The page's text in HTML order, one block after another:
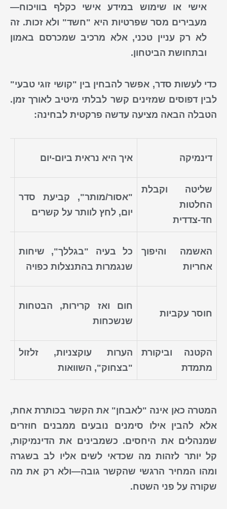
אישי או שימוש במידע אישי כקלף בוויכוח—
מעבירים מסר שפרטיות היא "חשד" ולא זכות. זה
לא רק עניין טכני, אלא מרכיב שמכרסם באמון
ובתחושת הביטחון.
כדי לעשות סדר, אפשר להבחין בין "קושי זוגי טבעי"
לבין דפוסים שמזינים קשר לבלתי מיטיבלאורך זמן.
הטבלה הבאה מציעה עדשה פרקטית לבחינה:
דינמיקה איך היא נראית ביום-יום
שליטה וקבלת
החלטות
חד-צדדית
"אסור/מותר", קביעת סדר
יום, לחץ לוותר על קשרים
האשמה והיפוך
אחריות
כל בעיה "בגללך", שיחות
שנגמרות בהתנצלות כפויה
חוסר עקביות
חום ואז קרירות, הבטחות
שנשכחות
הקטנה וביקורת
מתמדת
הערות עוקצניות, זלזול
"בצחוק", השוואות
המטרה כאן אינה "לאבחן" את הקשר בכותרת אחת,
אלא להבין אילו סימנים נובעים ממבנים חוזרים
שמנהלים את היחסים. כשמבינים את הדינמיקות,
קל יותר לזהות מה שכדאי לשים אליו לב בשגרה
ומהו המחיר הרגשי שהקשר גובה—ולא רק את מה
שקורה על פני השטח.